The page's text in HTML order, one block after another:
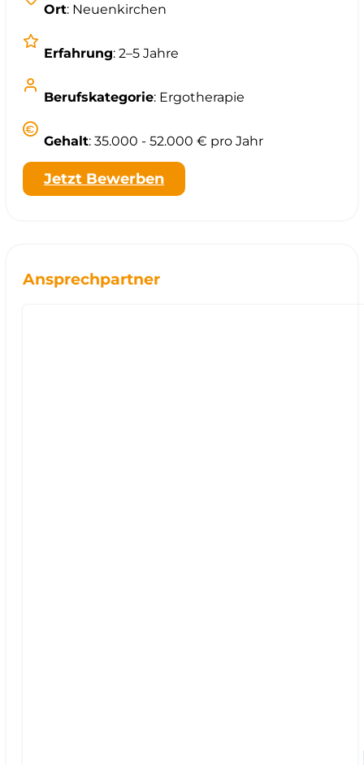
Ort: Neuenkirchen
Erfahrung: 2–5 Jahre
Berufskategorie: Ergotherapie
Gehalt: 35.000 - 52.000 € pro Jahr
Jetzt Bewerben
Ansprechpartner